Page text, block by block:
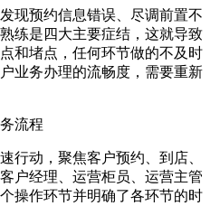
现预约信息错误、尽调前置不
练是四大主要症结，这就导致
和堵点，任何环节做的不及时
业务办理的流畅度，需要重新
流程
行动，聚焦客户预约、到店、
户经理、运营柜员、运营主管
操作环节并明确了各环节的时